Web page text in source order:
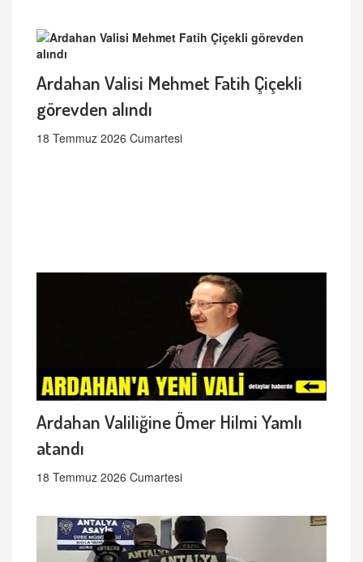
Ardahan Valisi Mehmet Fatih Çiçekli
görevden alındı
18 Temmuz 2026 Cumartesi
Ardahan Valiliğine Ömer Hilmi Yamlı
atandı
18 Temmuz 2026 Cumartesi